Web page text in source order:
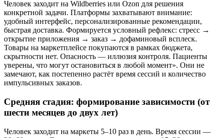
Человек заходит на Wildberries или Ozon для решения
конкретной задачи. Платформы захватывают внимание:
удобный интерфейс, персонализированные рекомендации,
быстрая доставка. Формируется условный рефлекс: стресс →
открытие приложения → заказ → дофаминовый всплеск.
Товары на маркетплейсе покупаются в рамках бюджета,
скрытности нет. Опасность — иллюзия контроля. Пациенты
уверены, что могут остановиться в любой момент». Они не
замечают, как постепенно растёт время сессий и количество
импульсивных заказов.
Средняя стадия: формирование зависимости (от
шести месяцев до двух лет)
Человек заходит на маркеты 5–10 раз в день. Время сессии —